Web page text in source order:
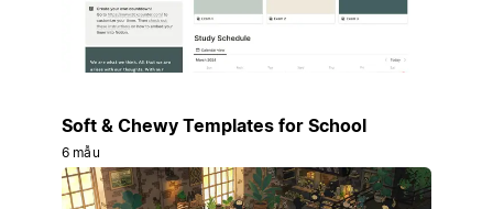
Soft & Chewy Templates for School
6 mẫu